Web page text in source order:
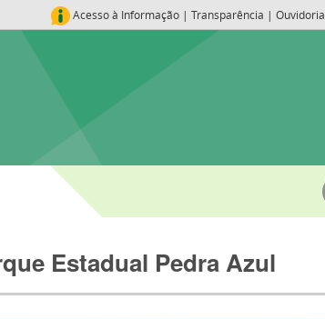
Acesso à Informação | Transparência | Ouvidoria
Estadual Pedra Azul